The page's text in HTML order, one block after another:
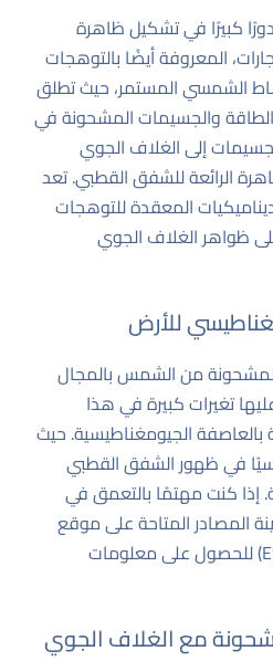
كبيرًا في تشكيل ظاهرة
المعروفة أيضًا بالتوهجات
الشمسي المستمر، حيث تطلق
والجسيمات المشحونة في
إلى الغلاف الجوي
الرائعة للشفق القطبي. تعد
المعقدة للتوهجات
ظواهر الغلاف الجوي
للأرض
من الشمس بالمجال
تغيرات كبيرة في هذا
بالعاصفة الجيومغناطيسية. حيث
في ظهور الشفق القطبي
إذا كنت مهتمًا بالتعمق في
المصادر المتاحة علىموقع
للحصول على معلومات
مع الغلاف الجوي